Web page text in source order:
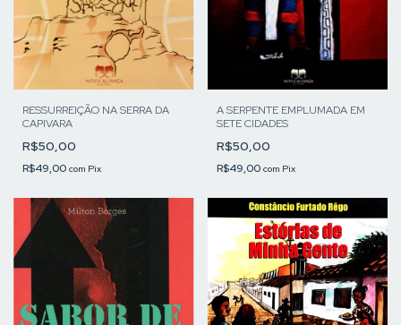
RESSURREIÇÃO NA SERRA DA
CAPIVARA
R$50,00
R$49,00 com Pix
A SERPENTE EMPLUMADA EM
SETE CIDADES
R$50,00
R$49,00 com Pix